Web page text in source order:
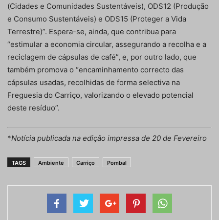
(Cidades e Comunidades Sustentáveis), ODS12 (Produção
e Consumo Sustentáveis) e ODS15 (Proteger a Vida
Terrestre)”. Espera-se, ainda, que contribua para
“estimular a economia circular, assegurando a recolha e a
reciclagem de cápsulas de café”, e, por outro lado, que
também promova o “encaminhamento correcto das
cápsulas usadas, recolhidas de forma selectiva na
Freguesia do Carriço, valorizando o elevado potencial
deste resíduo”.
*Notícia publicada na edição impressa de 20 de Fevereiro
TAGS Ambiente Carriço Pombal